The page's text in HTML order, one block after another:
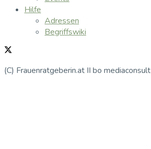
Hilfe
Adressen
Begriffswiki
(C) Frauenratgeberin.at II bo mediaconsult